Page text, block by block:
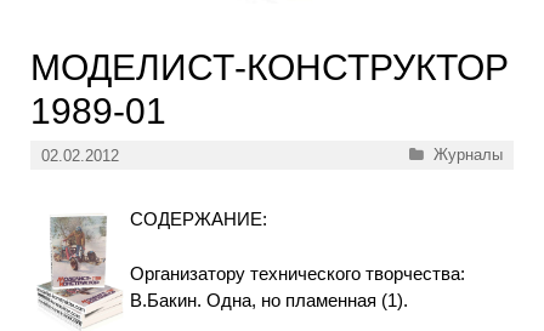
МОДЕЛИСТ-КОНСТРУКТОР
1989-01
02.02.2012 Рубрики
Журналы
СОДЕРЖАНИЕ:
Организатору технического творчества:
В.Бакин. Одна, но пламенная (1).